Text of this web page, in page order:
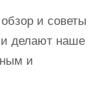
и советы
делают наше
и